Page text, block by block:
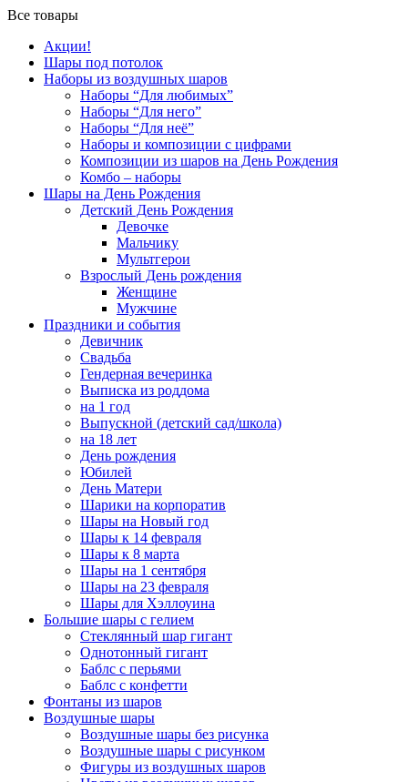
Все товары
Акции!
Шары под потолок
Наборы из воздушных шаров
Наборы “Для любимых”
Наборы “Для него”
Наборы “Для неё”
Наборы и композиции с цифрами
Композиции из шаров на День Рождения
Комбо – наборы
Шары на День Рождения
Детский День Рождения
Девочке
Мальчику
Мультгерои
Взрослый День рождения
Женщине
Мужчине
Праздники и события
Девичник
Свадьба
Гендерная вечеринка
Выписка из роддома
на 1 год
Выпускной (детский сад/школа)
на 18 лет
День рождения
Юбилей
День Матери
Шарики на корпоратив
Шары на Новый год
Шары к 14 февраля
Шары к 8 марта
Шары на 1 сентября
Шары на 23 февраля
Шары для Хэллоуина
Большие шары с гелием
Стеклянный шар гигант
Однотонный гигант
Баблс с перьями
Баблс с конфетти
Фонтаны из шаров
Воздушные шары
Воздушные шары без рисунка
Воздушные шары с рисунком
Фигуры из воздушных шаров